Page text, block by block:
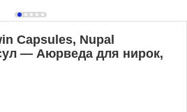
Capsules, Nupal
— Аюрведа для нирок,